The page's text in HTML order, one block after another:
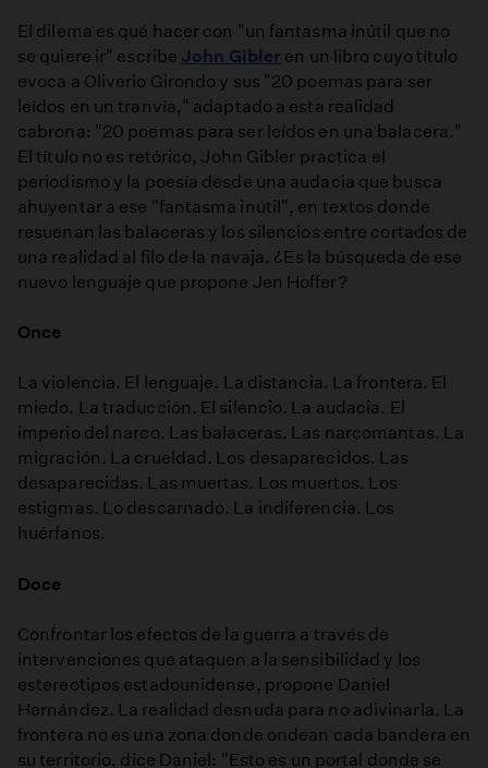
El dilema es qué hacer con "un fantasma inútil que no
se quiere ir" escribeJohn Gibler en un libro cuyo título
evoca a Oliverio Girondo y sus "20 poemas para ser
leídos en un tranvía," adaptado a esta realidad
cabrona: "20 poemas para ser leídos en una balacera."
El título no es retórico, John Gibler practica el
periodismo y la poesía desde una audacia que busca
ahuyentar a ese "fantasma inútil", en textos donde
resuenan las balaceras y los silencios entre cortados de
una realidad al filo de la navaja. ¿Es la búsqueda de ese
nuevo lenguaje que propone Jen Hoffer?
Once
La violencia. El lenguaje. La distancia. La frontera. El
miedo. La traducción. El silencio. La audacia. El
imperio del narco. Las balaceras. Las narcomantas. La
migración. La crueldad. Los desaparecidos. Las
desaparecidas. Las muertas. Los muertos. Los
estigmas. Lo descarnado. La indiferencia. Los
huérfanos.
Doce
Confrontar los efectos de la guerra a través de
intervenciones que ataquen a la sensibilidad y los
estereotipos estadounidense, propone Daniel
Hernández. La realidad desnuda para no adivinarla. La
frontera no es una zona donde ondean cada bandera en
su territorio, dice Daniel: "Esto es un portal donde se